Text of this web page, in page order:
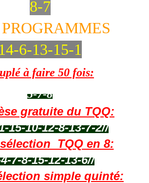
8-7
14-6-13-15-1
à faire 50 fois:
5-7-8
gratuite du TQQ:
15-10-12-8-13-7-2//
TQQ en 8:
7-8-15-12-13-6//
simple quinté: